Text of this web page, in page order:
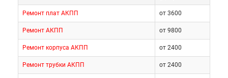
Ремонт плат АКПП от 3600
Ремонт АКПП от 9800
Ремонт корпуса АКПП от 2400
Ремонт трубки АКПП от 2400